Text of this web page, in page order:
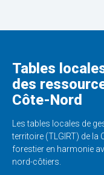
Tables
des
Côte-Nord
Les tables locales de
territoire (TLGIRT) de
forestier en harmonie
nord-côtiers.